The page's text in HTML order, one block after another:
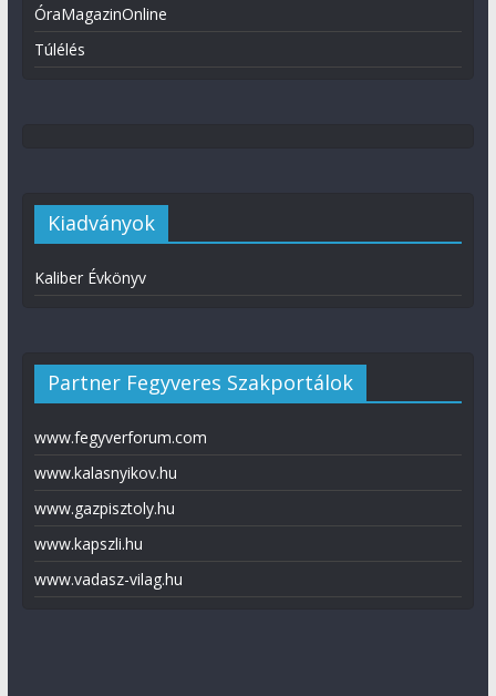
ÓraMagazinOnline
Túlélés
Kiadványok
Kaliber Évkönyv
Partner Fegyveres Szakportálok
www.fegyverforum.com
www.kalasnyikov.hu
www.gazpisztoly.hu
www.kapszli.hu
www.vadasz-vilag.hu